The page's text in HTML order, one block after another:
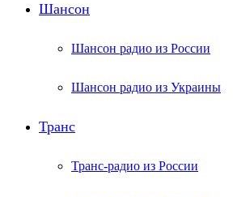
Шансон
Шансон радио из России
Шансон радио из Украины
Транс
Транс-радио из России